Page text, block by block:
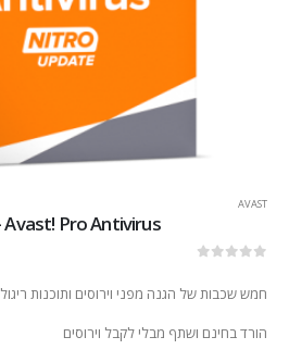
AVAST
Avast! Pro Antivirus - רישיון ל- 3 מכשירים לשנה
חמש שכבות של הגנה מפני וירוסים ותוכנות ריגול
הורד בחינם ושתף מבלי לקבל וירוסים